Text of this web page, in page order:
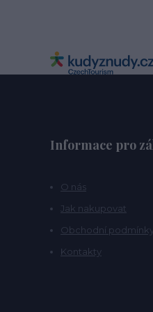
Informace pro
O nás
Jak nakupovat
Obchodní
Kontakty